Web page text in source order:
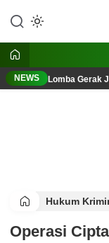
konten
NEWS Lomba Gerak
Hukum
Operasi